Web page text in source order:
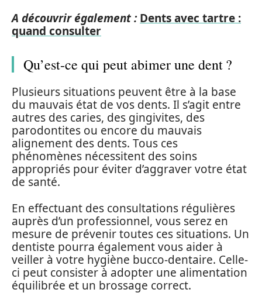
A découvrir également : Dents avec tartre :
quand consulter
Qu’est-ce qui peut abimer une dent ?
Plusieurs situations peuvent être à la base
du mauvais état de vos dents. Il s’agit entre
autres des caries, des gingivites, des
parodontites ou encore du mauvais
alignement des dents. Tous ces
phénomènes nécessitent des soins
appropriés pour éviter d’aggraver votre état
de santé.
En effectuant des consultations régulières
auprès d’un professionnel, vous serez en
mesure de prévenir toutes ces situations. Un
dentiste pourra également vous aider à
veiller à votre hygiène bucco-dentaire. Celle-
ci peut consister à adopter une alimentation
équilibrée et un brossage correct.